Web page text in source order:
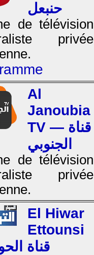
حنبعل
de télévision
privée
Al
Janoubia
TV — قناة
الجنوبي
de télévision
privée
El Hiwar
Ettounsi